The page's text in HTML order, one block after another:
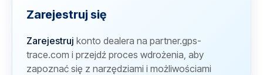
Zarejestruj się
Zarejestruj konto dealera na partner.gps-
trace.com i przejdź proces wdrożenia, aby
zapoznać się z narzędziami i możliwościami